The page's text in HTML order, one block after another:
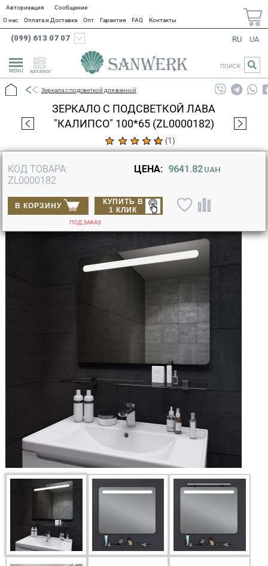
Авторизация
Сообщение
О нас
Оплата и Доставка Опт Гарантия FAQ Контакты
(099) 613 07 07
КАТАЛОГ
RU UA
ПОИСК
Зеркала с подсветкой для ванной
ЗЕРКАЛО С ПОДСВЕТКОЙ ЛАВА
"КАЛИПСО" 100*65 (ZL0000182)
(1)
КОД ТОВАРА:
ZL0000182
ЦЕНА: 9641.82 UAH
В КОРЗИНУ
КУПИТЬ В
1 КЛИК
ПОД ЗАКАЗ